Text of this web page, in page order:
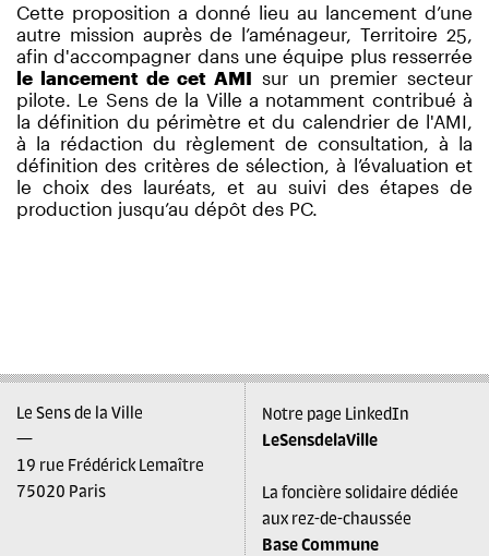
Cette proposition a donné lieu au lancement d’une
autre mission auprès de l’aménageur, Territoire 25,
afin d'accompagner dans une équipe plus resserrée
le lancement de cet AMI sur un premier secteur
pilote. Le Sens de la Ville a notamment contribué à
la définition du périmètre et du calendrier de l'AMI,
à la rédaction du règlement de consultation, à la
définition des critères de sélection, à l’évaluation et
le choix des lauréats, et au suivi des étapes de
production jusqu’au dépôt des PC.
Le Sens de la Ville
—
19 rue Frédérick Lemaître
75020 Paris
Notre page LinkedIn
LeSensdelaVille
La foncière solidaire dédiée
aux rez-de-chaussée
Base Commune